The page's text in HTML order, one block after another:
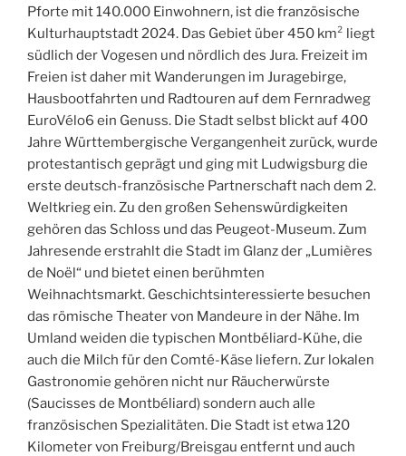
Pforte mit 140.000 Einwohnern, ist die französische
Kulturhauptstadt 2024. Das Gebiet über 450 km² liegt
südlich der Vogesen und nördlich des Jura. Freizeit im
Freien ist daher mit Wanderungen im Juragebirge,
Hausbootfahrten und Radtouren auf dem Fernradweg
EuroVélo6 ein Genuss. Die Stadt selbst blickt auf 400
Jahre Württembergische Vergangenheit zurück, wurde
protestantisch geprägt und ging mit Ludwigsburg die
erste deutsch-französische Partnerschaft nach dem 2.
Weltkrieg ein. Zu den großen Sehenswürdigkeiten
gehören das Schloss und das Peugeot-Museum. Zum
Jahresende erstrahlt die Stadt im Glanz der „Lumières
de Noël“ und bietet einen berühmten
Weihnachtsmarkt. Geschichtsinteressierte besuchen
das römische Theater von Mandeure in der Nähe. Im
Umland weiden die typischen Montbéliard-Kühe, die
auch die Milch für den Comté-Käse liefern. Zur lokalen
Gastronomie gehören nicht nur Räucherwürste
(Saucisses de Montbéliard) sondern auch alle
französischen Spezialitäten. Die Stadt ist etwa 120
Kilometer von Freiburg/Breisgau entfernt und auch